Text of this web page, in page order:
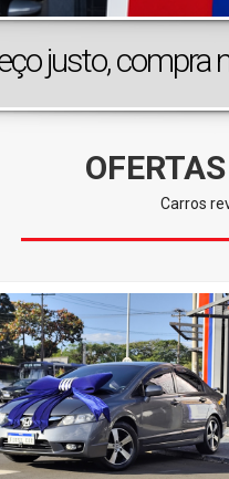
justo, compra
Carros